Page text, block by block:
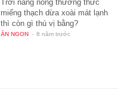
Trời nắng nóng thưởng thức
miếng thạch dừa xoài mát lạnh
thì còn gì thú vị bằng?
ĂN NGON - 8 năm trước